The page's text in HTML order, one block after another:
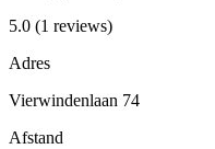
5.0 (1 reviews)
Adres
Vierwindenlaan 74
Afstand